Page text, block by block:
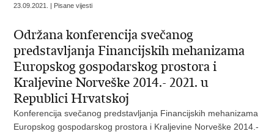
23.09.2021. | Pisane vijesti
Održana konferencija svečanog
predstavljanja Financijskih mehanizama
Europskog gospodarskog prostora i
Kraljevine Norveške 2014.- 2021. u
Republici Hrvatskoj
Konferencija svečanog predstavljanja Financijskih mehanizama
Europskog gospodarskog prostora i Kraljevine Norveške 2014.-